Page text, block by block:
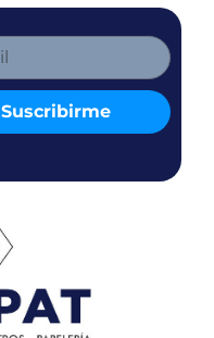
Suscribirme